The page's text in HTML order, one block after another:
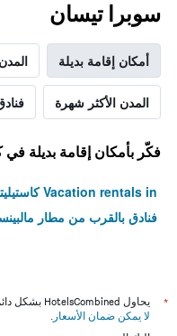
سوبرا تيسان
أمكان إقامة بديلة
المدن الأكثر شهرة
فكّر بأمكان إقامة بديلة في
Vacation rentals in كاستيليتو سوبرا تيسان
فنادق بالقرب من مطار
*
يحاول HotelsCombined بشكل دائم الحصول على الأسعار الدقيقة، ولكن
لا يمكن ضمان الأسعار .